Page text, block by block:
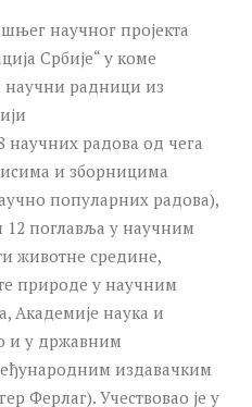
научног пројекта
Србије“ у коме
научни радници из
научних радова од чега
и зборницима
популарних радова),
12 поглавља у научним
животне средине,
природе у научним
Академије наука и
и у државним
издавачким
Ферлаг). Учествовао је у